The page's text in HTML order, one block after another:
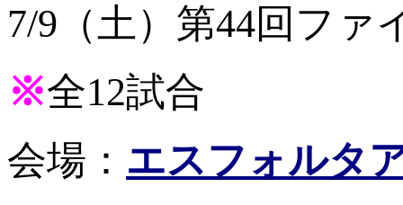
7/9（土）第44回フ
※全12試合
会場： エスフォルタ